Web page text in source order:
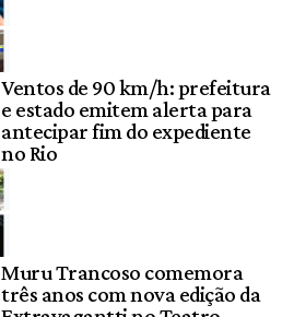
Ventos de 90 km/h: prefeitura
e estado emitem alerta para
antecipar fim do expediente
no Rio
Muru Trancoso comemora
três anos com nova edição da